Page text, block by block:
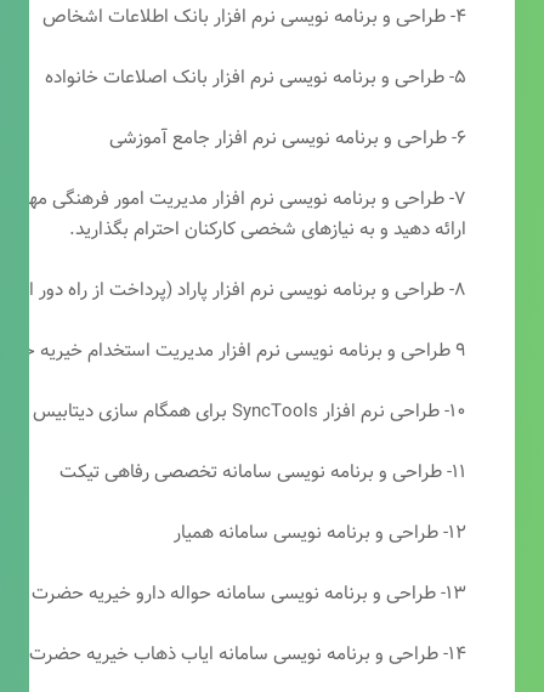
۴- طراحی و برنامه نویسی نرم افزار بانک اطلاعات اشخاص
۵- طراحی و برنامه نویسی نرم افزار بانک اصلاعات خانواده
۶- طراحی و برنامه نویسی نرم افزار جامع آموزشی
۷- طراحی و برنامه نویسی نرم افزار مدیریت امور فرهنگی
ارائه دهید و به نیازهای شخصی کارکنان احترام بگذارید.
۸- طراحی و برنامه نویسی نرم افزار پاراد (پرداخت از راه دور انجمن مددکاری امام زمان(عج))
۹ طراحی و برنامه نویسی نرم افزار مدیریت استخدام خیریه حضرت ابوالفضل (ع)
۱۰- طراحی نرم افزار SyncTools برای همگام سازی دیتابیس های SQL Server
۱۱- طراحی و برنامه نویسی سامانه تخصصی رفاهی تیکت
۱۲- طراحی و برنامه نویسی سامانه همیار
۱۳- طراحی و برنامه نویسی سامانه حواله دارو خیریه حضرت ابوالفضل (ع)
۱۴- طراحی و برنامه نویسی سامانه ایاب ذهاب خیریه حضرت ابوالفضل (ع)